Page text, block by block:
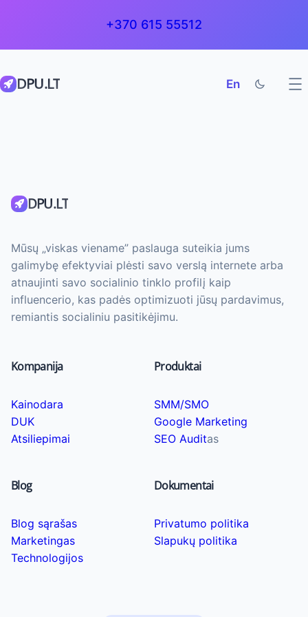
+370 615 55512
DPU.LT En
DPU.LT
Mūsų „viskas viename” paslauga suteikia jums
galimybę efektyviai plėsti savo verslą internete arba
atnaujinti savo socialinio tinklo profilį kaip
influencerio, kas padės optimizuoti jūsų pardavimus,
remiantis socialiniu pasitikėjimu.
Kompanija
Kainodara
DUK
Atsiliepimai
Produktai
SMM/SMO
Google Marketing
SEO Auditas
Blog
Blog sąrašas
Marketingas
Technologijos
Dokumentai
Privatumo politika
Slapukų politika